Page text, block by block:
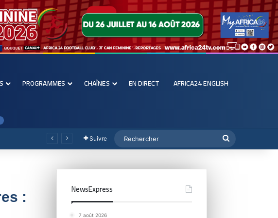
PROGRAMMES CHAÎNES EN DIRECT AFRICA24 ENGLISH
Suivre
:
NewsExpress
7 août 2026